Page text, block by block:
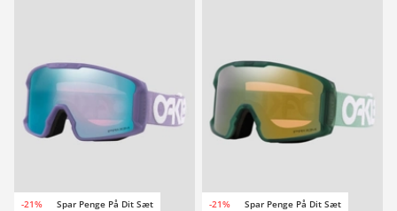
-21% Spar Penge På Dit Sæt -21% Spar Penge På Dit Sæt